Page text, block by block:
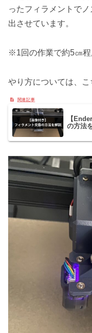
ったフィラメントで
出させています。
※1回の作業で約5㎝程
やり方については、こ
【
の方法